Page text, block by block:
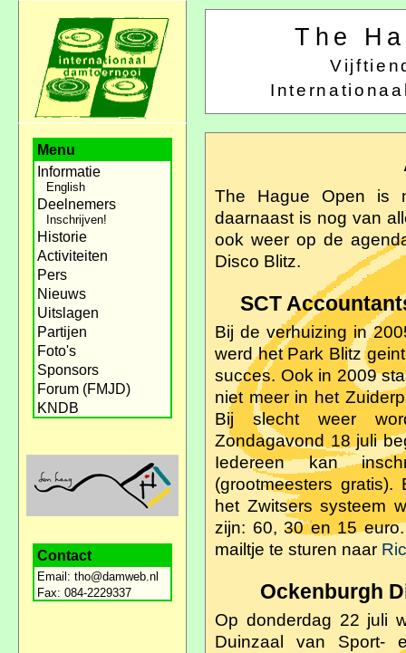
The
Menu
Informatie
English
Deelnemers
Inschrijven!
Historie
Activiteiten
Pers
Nieuws
Uitslagen
Partijen
Foto's
Sponsors
Forum (FMJD)
KNDB
Contact
Email: tho@damweb.nl
Fax: 084-2229337
The Hague Open is
daarnaast is nog van
ook weer op de
Disco Blitz.
SCT
Bij de verhuizing in
werd het Park Blitz
succes. Ook in 2009
niet meer in het
Bij slecht weer
Zondagavond 18 juli
Iedereen kan
(grootmeesters
het Zwitsers systeem
zijn: 60, 30 en 15
mailtje te sturen naar
Ockenburgh
Op donderdag 22 juli
Duinzaal van Sport-